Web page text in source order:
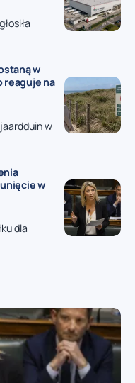
w
reaguje na
w
w
dla